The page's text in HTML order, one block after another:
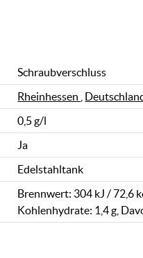
Schraubverschluss
Rheinhessen
0,5 g/l
Ja
Edelstahltank
Brennwert: 304 kJ / 72,6
Kohlenhydrate: 1,4 g,